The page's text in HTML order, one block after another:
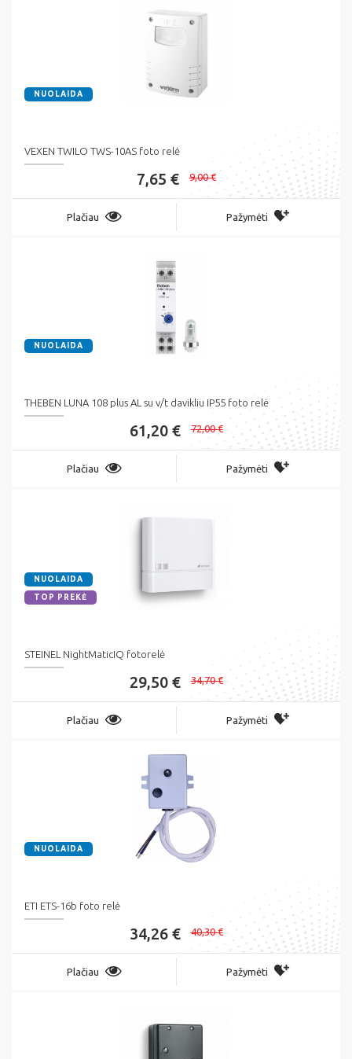
NUOLAIDA
VEXEN TWILO TWS-10AS foto relė
7,65 € 9,00 €
Plačiau Pažymėti
NUOLAIDA
THEBEN LUNA 108 plus AL su v/t davikliu IP55 foto relė
61,20 € 72,00 €
Plačiau Pažymėti
NUOLAIDA
TOP PREKĖ
STEINEL NightMaticIQ fotorelė
29,50 € 34,70 €
Plačiau Pažymėti
NUOLAIDA
ETI ETS-16b foto relė
34,26 € 40,30 €
Plačiau Pažymėti